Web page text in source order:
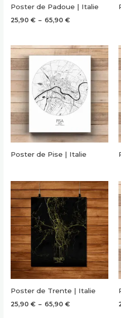
Poster de Padoue | Italie
25,90€ – 65,90€Plage
25,90 €
à
65,90 €
Poster de Pise | Italie
Poster de Trente | Italie
25,90€ – 65,90€Plage